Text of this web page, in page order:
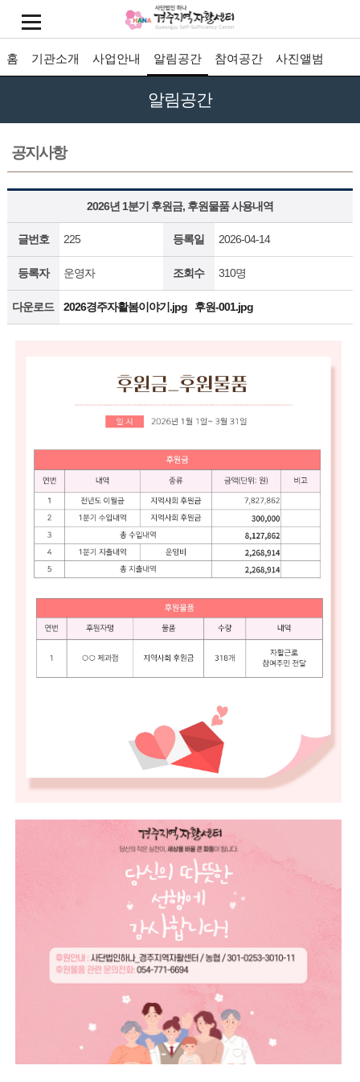
홈 기관소개 사업안내 알림공간 참여공간 사진앨범
알림공간
공지사항
2026년 1분기 후원금, 후원물품 사용내역
글번호 225 등록일 2026-04-14
등록자 운영자 조회수 310명
다운로드 2026경주자활봄이야기.jpg 후원-001.jpg